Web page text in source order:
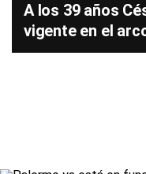
A los 39 años
vigente en el